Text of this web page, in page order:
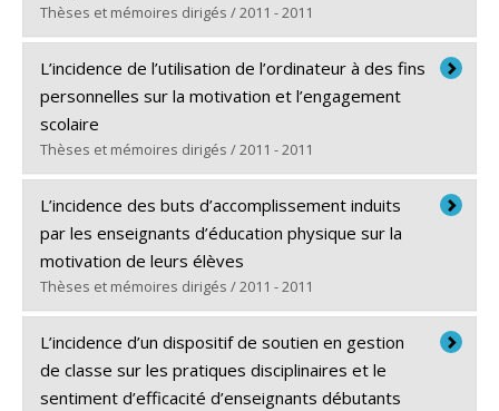
Lien vers le document dans Papyrus
Thèses et mémoires dirigés / 2011 - 2011
Diplômé(e) :Hiroux, Marie-Hélène
Cycle :Maîtrise
Diplôme obtenu :
Lien vers le document dans Papyrus
L’incidence de l’utilisation de l’ordinateur à des fins
personnelles sur la motivation et l’engagement
scolaire
Thèses et mémoires dirigés / 2011 - 2011
Diplômé(e) :Roy, Normand
Cycle : Doctorat
Diplôme obtenu :Ph. D.
Lien vers le document dans Papyrus
L’incidence des buts d’accomplissement induits
par les enseignants d’éducation physique sur la
motivation de leurs élèves
Thèses et mémoires dirigés / 2011 - 2011
Diplômé(e) :Girard, Stéphanie
Cycle :Maîtrise
Diplôme obtenu :M.A.
L’incidence d’un dispositif de soutien en gestion
de classe sur les pratiques disciplinaires et le
sentiment d’efficacité d’enseignants débutants